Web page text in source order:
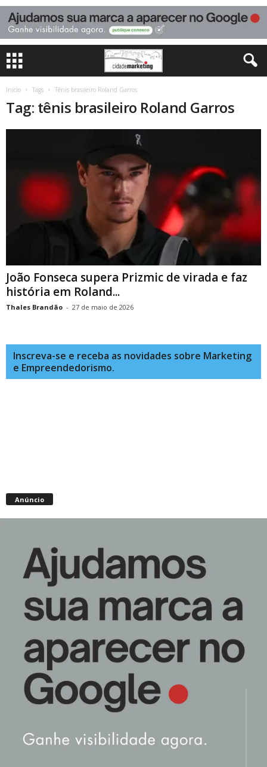
Início Tags Tênis brasileiro Roland Garros
Tag: tênis brasileiro Roland Garros
João Fonseca supera Prizmic de virada e faz
história em Roland...
Thales Brandão - 27 de maio de 2026
Inscreva-se e receba as novidades sobre Marketing
e Empreendedorismo.
Anúncio